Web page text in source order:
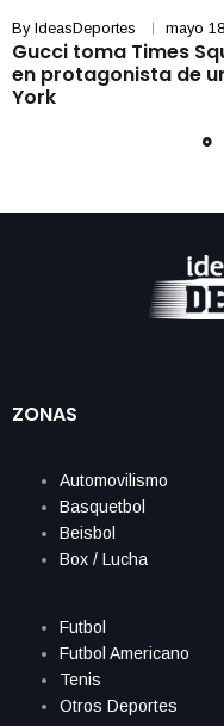
By IdeasDeportes mayo
Gucci toma Times
en protagonista de
York
ZONAS
Automovilismo
Basquetbol
Beisbol
Box / Lucha
Futbol
Futbol Americano
Tenis
Otros Deportes